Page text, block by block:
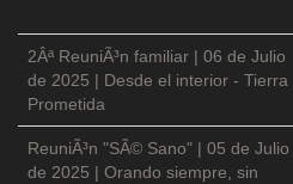
2Âª ReuniÃ³n familiar | 06 de Julio
de 2025 | Desde el interior - Tierra
Prometida
ReuniÃ³n "SÃ© Sano" | 05 de Julio
de 2025 | Orando siempre, sin